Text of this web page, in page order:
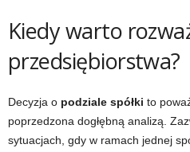
Kiedy warto
przedsiębiorstwa?
Decyzja o podziale spółki to
poprzedzona dogłębną analizą.
sytuacjach, gdy w ramach jednej